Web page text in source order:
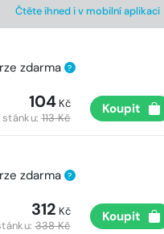
Čtěte ihned i v mobilní aplikaci
zdarma ?
104Kč
stánku:113 Kč
Koupit
zdarma ?
312 Kč
338 Kč
Koupit